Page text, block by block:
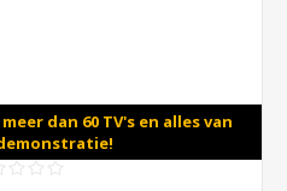
dan 60 TV's en alles van